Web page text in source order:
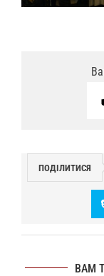
ПОДІЛИТИСЯ
ВАМ